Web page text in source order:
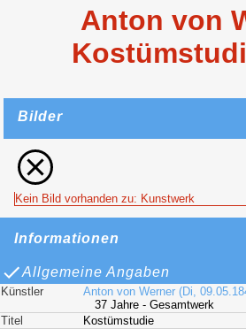
Anton von
Bilder
Kein Bild vorhanden zu: Kunstwerk
Informationen
Allgemeine Angaben
Künstler Anton von Werner (Di,
37 Jahre - Gesamtwerk
Titel
Kostümstudie